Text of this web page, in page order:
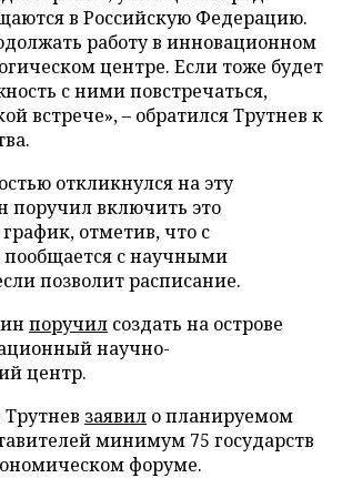
в Российскую Федерацию.
работу в инновационном
центре. Если тоже будет
с ними повстречаться,
встрече», – обратился Трутнев к
откликнулся на эту
поручил включить это
отметив, что с
пообщается с научными
позволит расписание.
поручил создать на острове
научно-
центр.
заявил о планируемом
минимум 75 государств
форуме.